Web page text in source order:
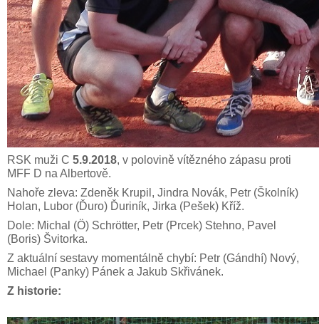
RSK muži C 5.9.2018, v polovině vítězného zápasu proti
MFF D na Albertově.
Nahoře zleva: Zdeněk Krupil, Jindra Novák, Petr (Školník)
Holan, Lubor (Ďuro) Ďuriník, Jirka (Pešek) Kříž.
Dole: Michal (Ö) Schrötter, Petr (Prcek) Stehno, Pavel
(Boris) Švitorka.
Z aktuální sestavy momentálně chybí: Petr (Gándhí) Nový,
Michael (Panky) Pánek a Jakub Skřivánek.
Z historie: